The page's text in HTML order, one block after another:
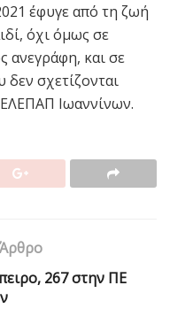
έφυγε από τη ζωή
όχι όμως σε
ανεγράφη, και σε
σχετίζονται
Ιωαννίνων.
267 στην ΠΕ